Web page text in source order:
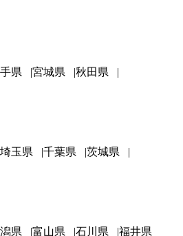
県 宮城県
秋田県
埼玉県 千葉県
茨城県
県 富山県 石川県 福井県